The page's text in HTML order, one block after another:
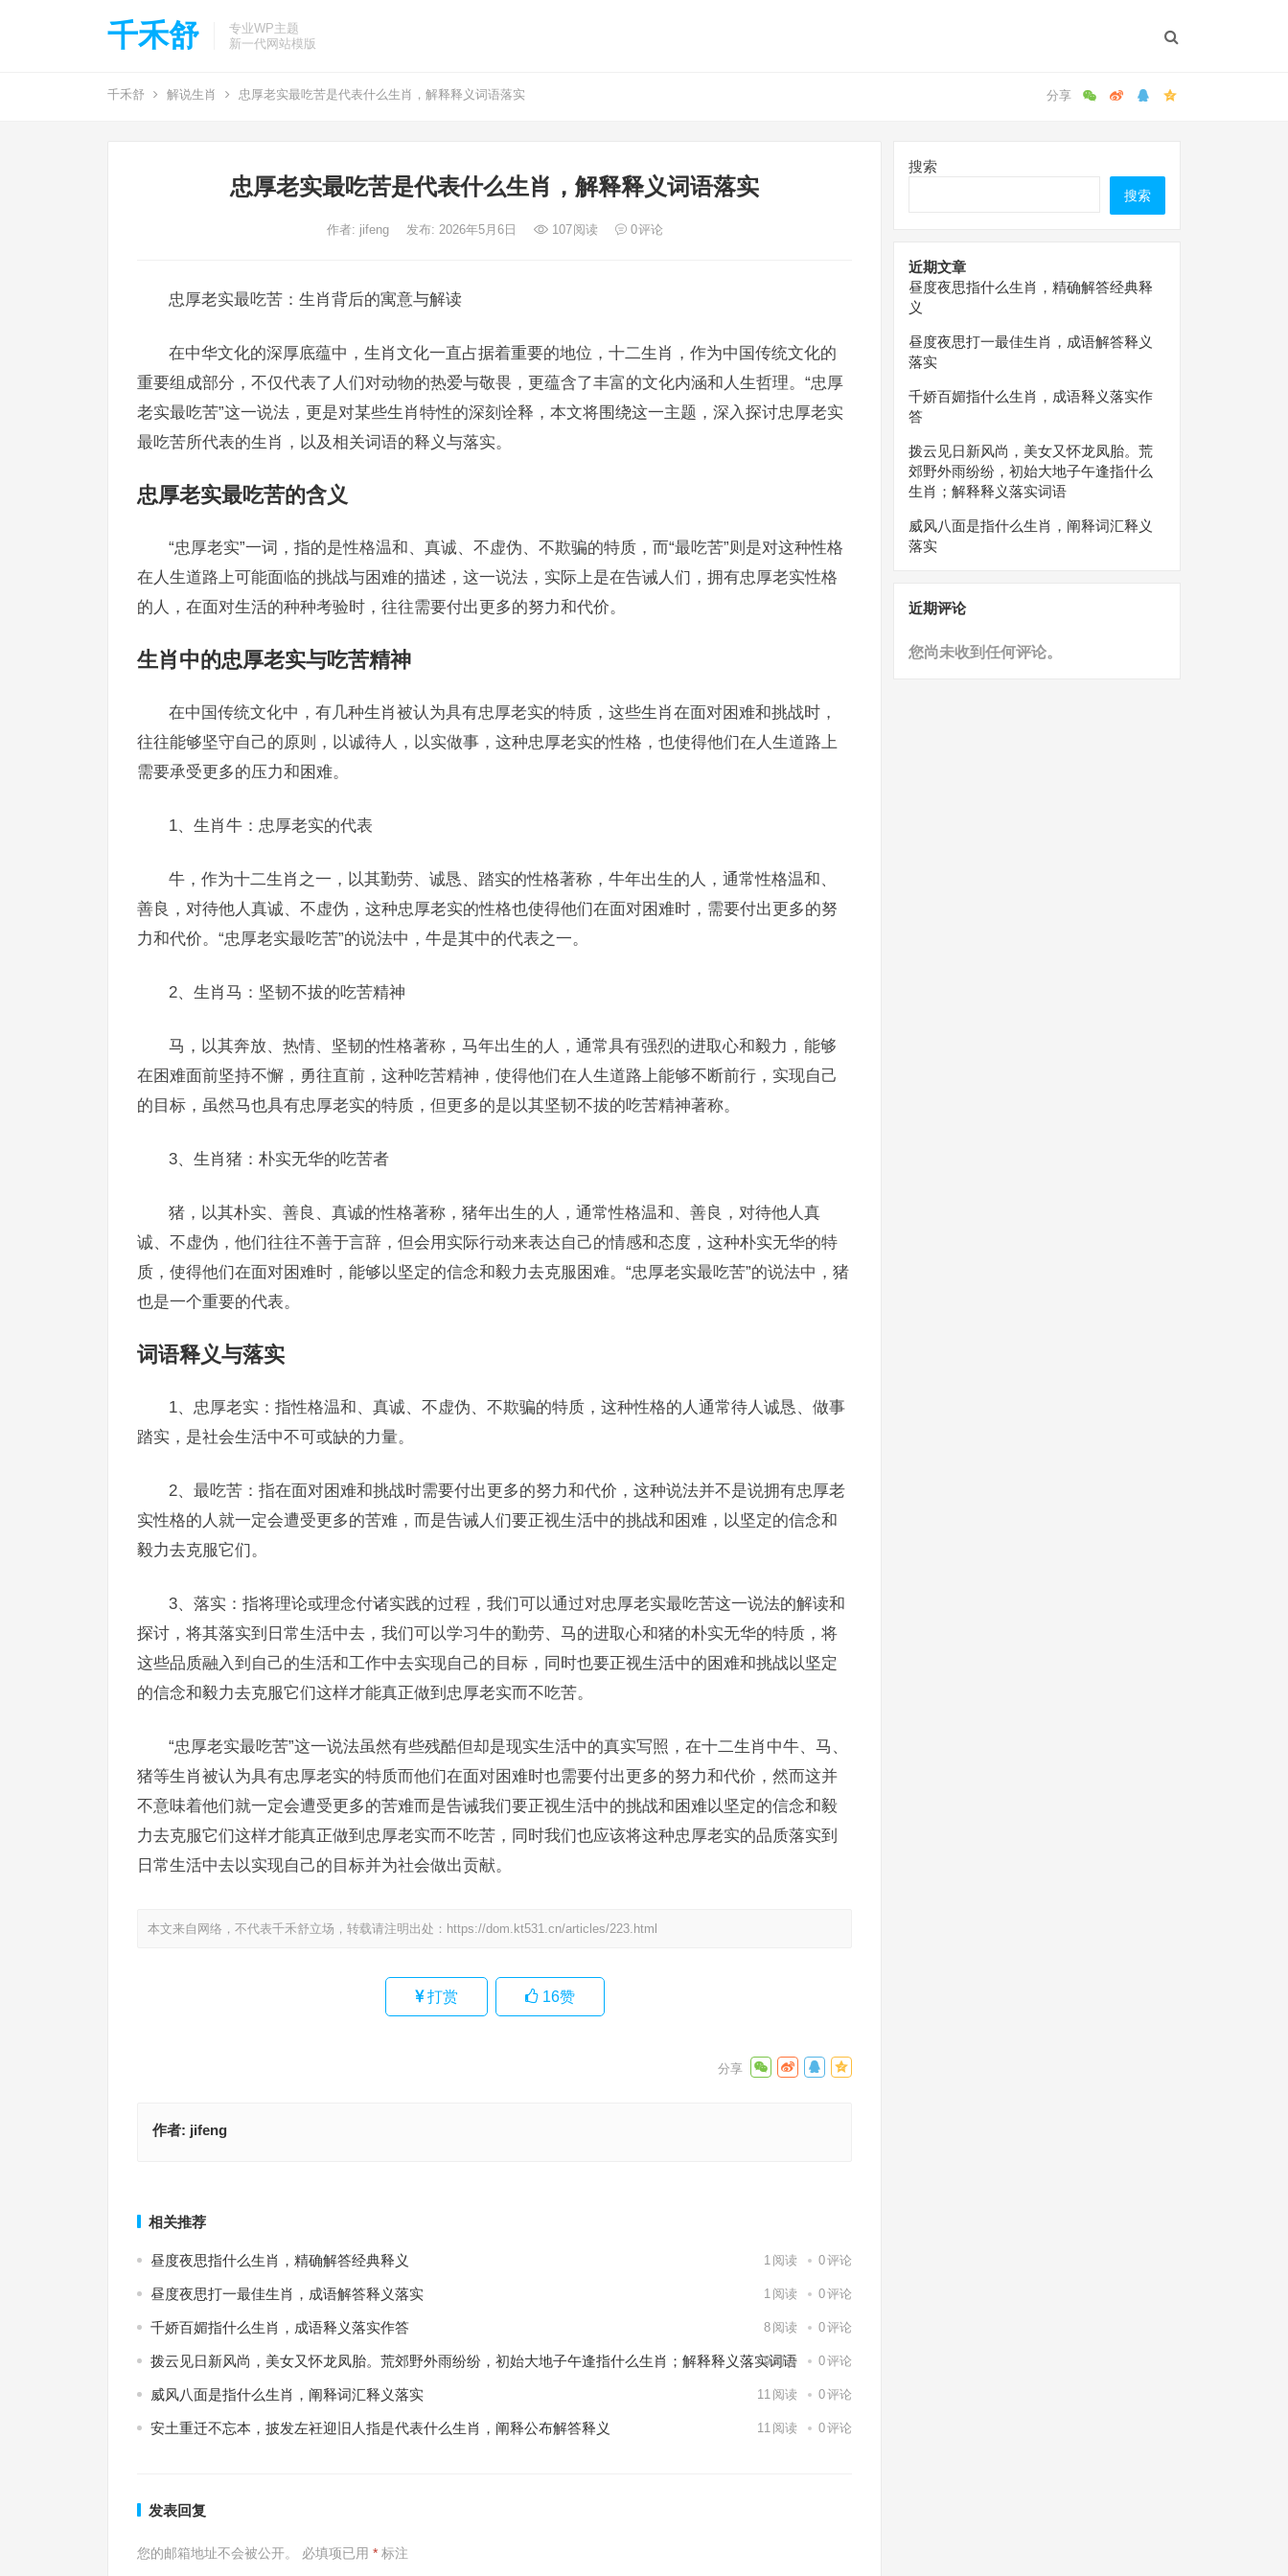
千禾舒
专业WP主题
新一代网站模版
千禾舒 解说生肖 忠厚老实最吃苦是代表什么生肖，解释释义词语落实
忠厚老实最吃苦是代表什么生肖，解释释义词语落实
作者: jifeng 发布: 2026年5月6日 107阅读 0评论
忠厚老实最吃苦：生肖背后的寓意与解读
在中华文化的深厚底蕴中，生肖文化一直占据着重要的地位，十二生肖，作为中国传统文化的
重要组成部分，不仅代表了人们对动物的热爱与敬畏，更蕴含了丰富的文化内涵和人生哲理。“忠厚
老实最吃苦”这一说法，更是对某些生肖特性的深刻诠释，本文将围绕这一主题，深入探讨忠厚老实
最吃苦所代表的生肖，以及相关词语的释义与落实。
忠厚老实最吃苦的含义
“忠厚老实”一词，指的是性格温和、真诚、不虚伪、不欺骗的特质，而“最吃苦”则是对这种性格
在人生道路上可能面临的挑战与困难的描述，这一说法，实际上是在告诫人们，拥有忠厚老实性格
的人，在面对生活的种种考验时，往往需要付出更多的努力和代价。
生肖中的忠厚老实与吃苦精神
在中国传统文化中，有几种生肖被认为具有忠厚老实的特质，这些生肖在面对困难和挑战时，
往往能够坚守自己的原则，以诚待人，以实做事，这种忠厚老实的性格，也使得他们在人生道路上
需要承受更多的压力和困难。
1、生肖牛：忠厚老实的代表
牛，作为十二生肖之一，以其勤劳、诚恳、踏实的性格著称，牛年出生的人，通常性格温和、
善良，对待他人真诚、不虚伪，这种忠厚老实的性格也使得他们在面对困难时，需要付出更多的努
力和代价。“忠厚老实最吃苦”的说法中，牛是其中的代表之一。
2、生肖马：坚韧不拔的吃苦精神
马，以其奔放、热情、坚韧的性格著称，马年出生的人，通常具有强烈的进取心和毅力，能够
在困难面前坚持不懈，勇往直前，这种吃苦精神，使得他们在人生道路上能够不断前行，实现自己
的目标，虽然马也具有忠厚老实的特质，但更多的是以其坚韧不拔的吃苦精神著称。
3、生肖猪：朴实无华的吃苦者
猪，以其朴实、善良、真诚的性格著称，猪年出生的人，通常性格温和、善良，对待他人真
诚、不虚伪，他们往往不善于言辞，但会用实际行动来表达自己的情感和态度，这种朴实无华的特
质，使得他们在面对困难时，能够以坚定的信念和毅力去克服困难。“忠厚老实最吃苦”的说法中，猪
也是一个重要的代表。
词语释义与落实
1、忠厚老实：指性格温和、真诚、不虚伪、不欺骗的特质，这种性格的人通常待人诚恳、做事
踏实，是社会生活中不可或缺的力量。
2、最吃苦：指在面对困难和挑战时需要付出更多的努力和代价，这种说法并不是说拥有忠厚老
实性格的人就一定会遭受更多的苦难，而是告诫人们要正视生活中的挑战和困难，以坚定的信念和
毅力去克服它们。
3、落实：指将理论或理念付诸实践的过程，我们可以通过对忠厚老实最吃苦这一说法的解读和
探讨，将其落实到日常生活中去，我们可以学习牛的勤劳、马的进取心和猪的朴实无华的特质，将
这些品质融入到自己的生活和工作中去实现自己的目标，同时也要正视生活中的困难和挑战以坚定
的信念和毅力去克服它们这样才能真正做到忠厚老实而不吃苦。
“忠厚老实最吃苦”这一说法虽然有些残酷但却是现实生活中的真实写照，在十二生肖中牛、马、
猪等生肖被认为具有忠厚老实的特质而他们在面对困难时也需要付出更多的努力和代价，然而这并
不意味着他们就一定会遭受更多的苦难而是告诫我们要正视生活中的挑战和困难以坚定的信念和毅
力去克服它们这样才能真正做到忠厚老实而不吃苦，同时我们也应该将这种忠厚老实的品质落实到
日常生活中去以实现自己的目标并为社会做出贡献。
本文来自网络，不代表千禾舒立场，转载请注明出处： https://dom.kt531.cn/articles/223.html
打赏 16赞
作者: jifeng
相关推荐
昼度夜思指什么生肖，精确解答经典释义 1 阅读 0评论
昼度夜思打一最佳生肖，成语解答释义落实 1 阅读 0评论
千娇百媚指什么生肖，成语释义落实作答 8 阅读 0评论
拨云见日新风尚，美女又怀龙凤胎。荒郊野外雨纷纷，初始大地子午逢指什么生肖；解释释义落实词语
9阅读 0评论
威风八面是指什么生肖，阐释词汇释义落实 11 阅读 0评论
安土重迁不忘本，披发左衽迎旧人指是代表什么生肖，阐释公布解答释义 11 阅读 0评论
发表回复
您的邮箱地址不会被公开。 必填项已用 * 标注
搜索
搜索
近期文章
昼度夜思指什么生肖，精确解答经典释
义
昼度夜思打一最佳生肖，成语解答释义
落实
千娇百媚指什么生肖，成语释义落实作
答
拨云见日新风尚，美女又怀龙凤胎。荒
郊野外雨纷纷，初始大地子午逢指什么
生肖；解释释义落实词语
威风八面是指什么生肖，阐释词汇释义
落实
近期评论
您尚未收到任何评论。